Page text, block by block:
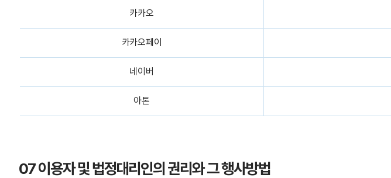
카카오
카카오페이
네이버
아톤
07 이용자 및 법정대리인의 권리와 그 행사방법